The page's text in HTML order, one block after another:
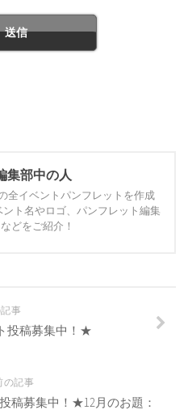
集部中の人
全イベントパンフレットを作成
ント名やロゴ、パンフレット編集
どをご紹介！
事
投稿募集中！★
の記事
稿募集中！★12月のお題：